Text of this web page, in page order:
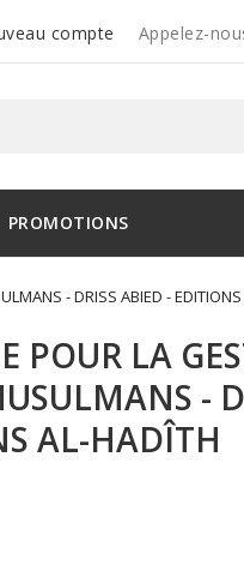
compte Appelez-
PROMOTIONS
- DRISS ABIED -
POUR LA
-
AL-HADÎTH